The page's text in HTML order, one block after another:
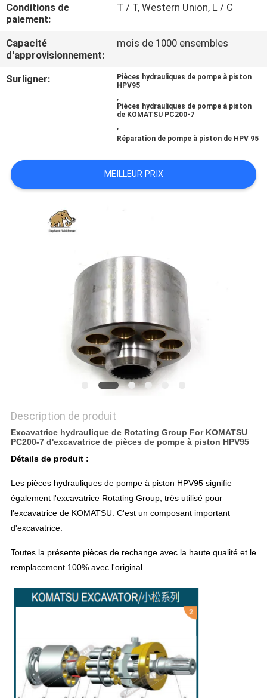
QUALITÉ
CONTACTEZ-
NOUS
PLAN
Conditions de
paiement:
T / T, Western Union, L / C
Capacité
d'approvisionnement:
mois de 1000 ensembles
Surligner:
Pièces hydrauliques de pompe à piston
HPV95
,
Pièces hydrauliques de pompe à piston
de KOMATSU PC200-7
,
Réparation de pompe à piston de HPV 95
MEILLEUR PRIX
Description de produit
Excavatrice hydraulique de Rotating Group For KOMATSU
PC200-7 d'excavatrice de pièces de pompe à piston HPV95
Détails de produit :
Les pièces hydrauliques de pompe à piston HPV95 signifie
également l'excavatrice Rotating Group, très utilisé pour
l'excavatrice de KOMATSU. C'est un composant important
d'excavatrice.
Toutes la présente pièces de rechange avec la haute qualité et le
remplacement 100% avec l'original.